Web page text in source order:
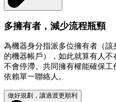
多擁有者，減少流程瓶頸
為機器身分指派多位擁有者（
的機器帳戶），如此就算有人
不會停滯。共同擁有權能確保
依賴單一聯絡人。
做好規劃，讓過渡更順利